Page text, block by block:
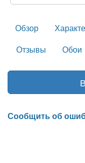
Обзор
Отзывы
Обои
Сообщить об